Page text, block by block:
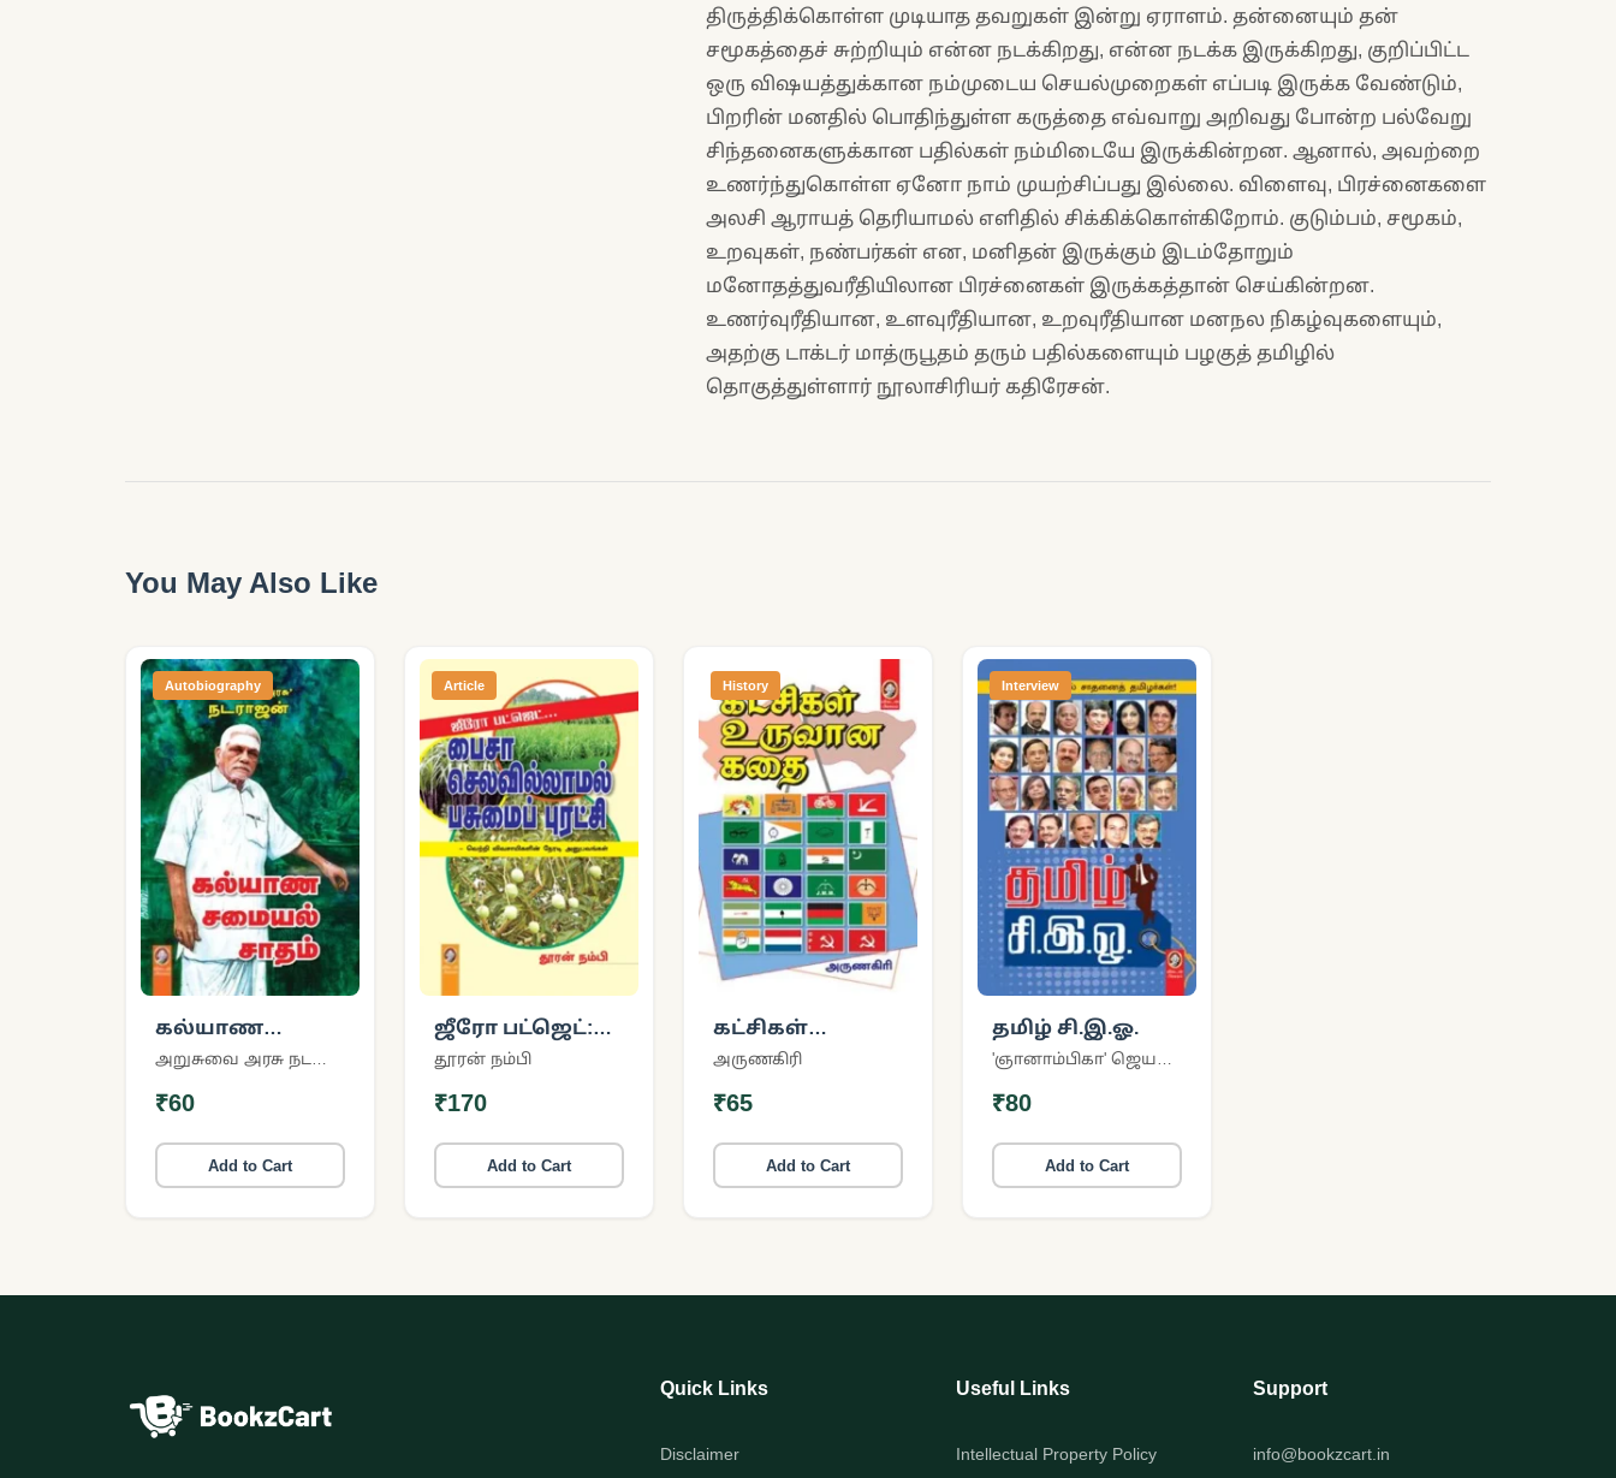
திருத்திக்கொள்ள முடியாத தவறுகள் இன்று ஏராளம். தன்னையும் தன்
சமூகத்தைச் சுற்றியும் என்ன நடக்கிறது, என்ன நடக்க இருக்கிறது, குறிப்பிட்ட
ஒரு விஷயத்துக்கான நம்முடைய செயல்முறைகள் எப்படி இருக்க வேண்டும்,
பிறரின் மனதில் பொதிந்துள்ள கருத்தை எவ்வாறு அறிவது போன்ற பல்வேறு
சிந்தனைகளுக்கான பதில்கள் நம்மிடையே இருக்கின்றன. ஆனால், அவற்றை
உணர்ந்துகொள்ள ஏனோ நாம் முயற்சிப்பது இல்லை. விளைவு, பிரச்னைகளை
அலசி ஆராயத் தெரியாமல் எளிதில் சிக்கிக்கொள்கிறோம். குடும்பம், சமூகம்,
உறவுகள், நண்பர்கள் என, மனிதன் இருக்கும் இடம்தோறும்
மனோதத்துவரீதியிலான பிரச்னைகள் இருக்கத்தான் செய்கின்றன.
உணர்வுரீதியான, உளவுரீதியான, உறவுரீதியான மனநல நிகழ்வுகளையும்,
அதற்கு டாக்டர் மாத்ருபூதம் தரும் பதில்களையும் பழகுத் தமிழில்
தொகுத்துள்ளார் நூலாசிரியர் கதிரேசன்.
You May Also Like
Autobiography
கல்யாண
சமையல் சாதம்அறுசுவை அரசு நடராஜன்
₹60
Add to Cart
Article
ஜீரோ பட்ஜெட்:
பைசா
பசுமைப் புரட்சி
தூரன் நம்பி
₹170
Add to Cart
History
கட்சிகள்
உருவான கதை
அருணகிரி
₹65
Add to Cart
Interview
தமிழ் சி.இ.ஓ.
'ஞானாம்பிகா' ஜெயராமன்
₹80
Add to Cart
Quick Links
Disclaimer
Useful Links
Intellectual Property Policy
Support
info@bookzcart.in